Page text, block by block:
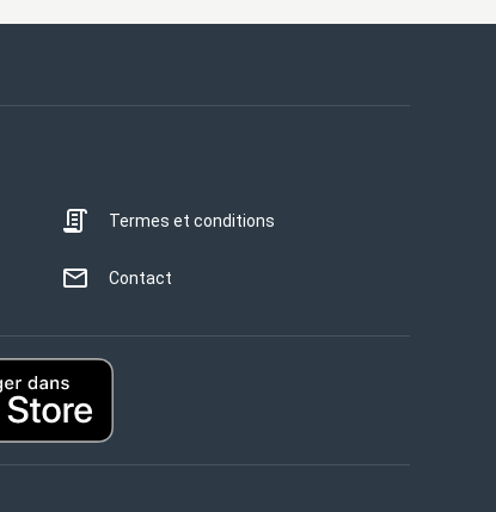
Termes et conditions
Contact